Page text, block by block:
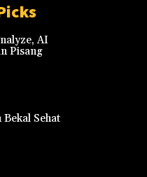
AI
Pisang
Sehat